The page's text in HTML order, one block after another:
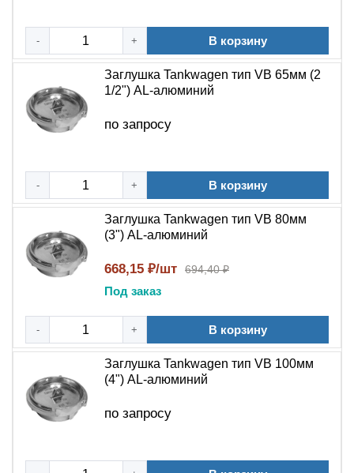
- + В корзину
Заглушка Tankwagen тип VB 65мм (2
1/2") AL-алюминий
по запросу
- + В корзину
Заглушка Tankwagen тип VB 80мм
(3") AL-алюминий
668,15 ₽/шт 694,40 ₽
Под заказ
- + В корзину
Заглушка Tankwagen тип VB 100мм
(4") AL-алюминий
по запросу